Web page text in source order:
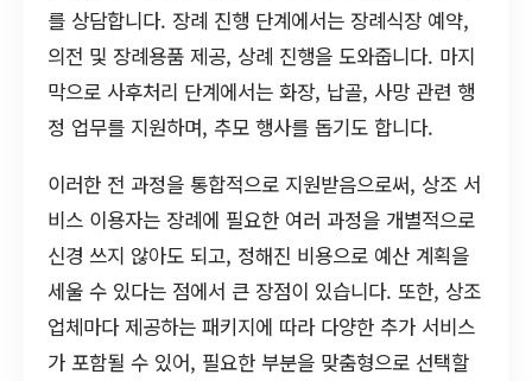
를 상담합니다. 장례 진행 단계에서는 장례식장 예약,
의전 및 장례용품 제공, 상례 진행을 도와줍니다. 마지
막으로 사후처리 단계에서는 화장, 납골, 사망 관련 행
정 업무를 지원하며, 추모 행사를 돕기도 합니다.
이러한 전 과정을 통합적으로 지원받음으로써, 상조 서
비스 이용자는 장례에 필요한 여러 과정을 개별적으로
신경 쓰지 않아도 되고, 정해진 비용으로 예산 계획을
세울 수 있다는 점에서 큰 장점이 있습니다. 또한, 상조
업체마다 제공하는 패키지에 따라 다양한 추가 서비스
가 포함될 수 있어, 필요한 부분을 맞춤형으로 선택할